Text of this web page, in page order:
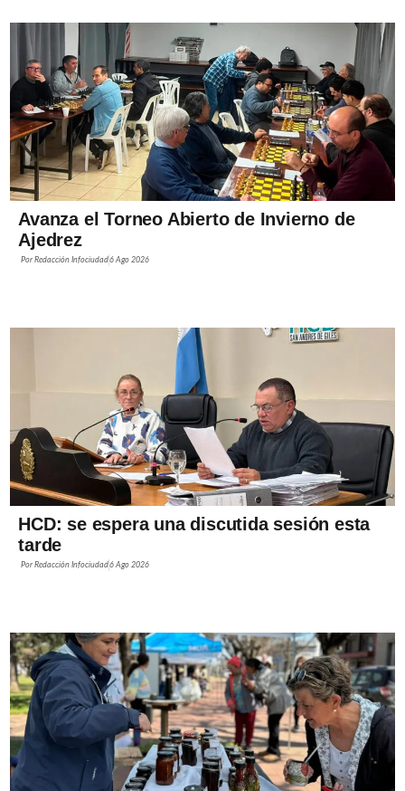
Avanza el Torneo Abierto de Invierno de
Ajedrez
PorRedacción Infociudad6 Ago 2026
HCD: se espera una discutida sesión esta
tarde
PorRedacción Infociudad6 Ago 2026